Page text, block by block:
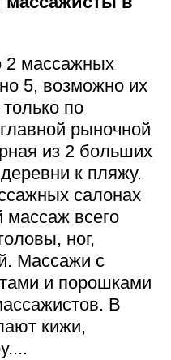
2 массажных
5, возможно их
по
рыночной
из 2 больших
к пляжу.
салонах
всего
ног,
Массажи с
и порошками
В
кижи,